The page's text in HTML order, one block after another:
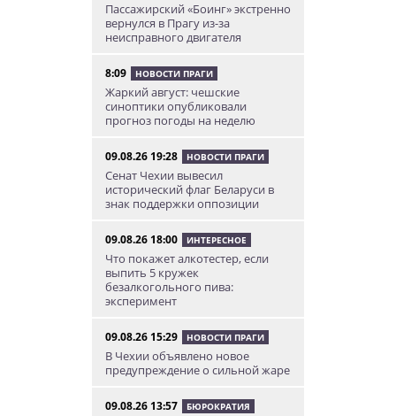
Пассажирский «Боинг» экстренно
вернулся в Прагу из-за
неисправного двигателя
8:09 НОВОСТИ ПРАГИ
Жаркий август: чешские
синоптики опубликовали
прогноз погоды на неделю
09.08.26 19:28 НОВОСТИ ПРАГИ
Сенат Чехии вывесил
исторический флаг Беларуси в
знак поддержки оппозиции
09.08.26 18:00 ИНТЕРЕСНОЕ
Что покажет алкотестер, если
выпить 5 кружек
безалкогольного пива:
эксперимент
09.08.26 15:29 НОВОСТИ ПРАГИ
В Чехии объявлено новое
предупреждение о сильной жаре
09.08.26 13:57 БЮРОКРАТИЯ